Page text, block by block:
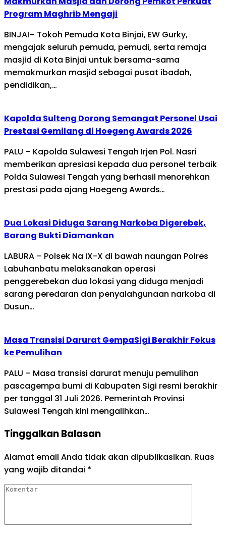
Program Maghrib Mengaji
BINJAI– Tokoh Pemuda Kota Binjai, EW Gurky,
mengajak seluruh pemuda, pemudi, serta remaja
masjid di Kota Binjai untuk bersama-sama
memakmurkan masjid sebagai pusat ibadah,
pendidikan,…
Kapolda Sulteng Dorong Semangat Personel Usai
Prestasi Gemilang di Hoegeng Awards 2026
PALU – Kapolda Sulawesi Tengah Irjen Pol. Nasri
memberikan apresiasi kepada dua personel terbaik
Polda Sulawesi Tengah yang berhasil menorehkan
prestasi pada ajang Hoegeng Awards…
Dua Lokasi Diduga Sarang Narkoba Digerebek,
Barang Bukti Diamankan
LABURA – Polsek Na IX-X di bawah naungan Polres
Labuhanbatu melaksanakan operasi
penggerebekan dua lokasi yang diduga menjadi
sarang peredaran dan penyalahgunaan narkoba di
Dusun…
Masa Transisi Darurat GempaSigi Berakhir Fokus
ke Pemulihan
PALU – Masa transisi darurat menuju pemulihan
pascagempa bumi di Kabupaten Sigi resmi berakhir
per tanggal 31 Juli 2026. Pemerintah Provinsi
Sulawesi Tengah kini mengalihkan…
Tinggalkan Balasan
Alamat email Anda tidak akan dipublikasikan. Ruas
yang wajib ditandai *